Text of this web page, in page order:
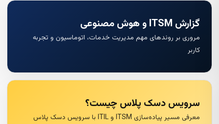
گزارش ITSM و هوش مصنوعی
مروری بر روندهای مهم مدیریت خدمات، اتوماسیون و تجربه
کاربر
سرویس دسک پلاس چیست؟
معرفی مسیر پیاده‌سازی ITSM و ITIL با سرویس دسک پلاس